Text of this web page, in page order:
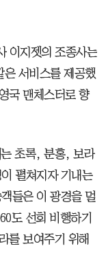
이지젯의 조종사는
서비스를 제공했
국 맨체스터로 향
초록, 분홍, 보라
펼쳐지자 기내는
들은 이 광경을 멀
도 선회 비행하기
를 보여주기 위해